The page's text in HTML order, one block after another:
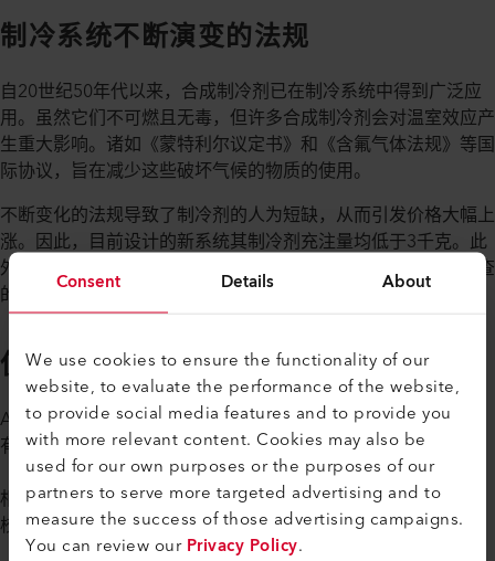
Consent Details About
We use cookies to ensure the functionality of our
website, to evaluate the performance of the website,
to provide social media features and to provide you
with more relevant content. Cookies may also be
used for our own purposes or the purposes of our
partners to serve more targeted advertising and to
measure the success of those advertising campaigns.
You can review ourPrivacy Policy.
制冷系统不断演变的法规
自20世纪50年代以来，合成制冷剂已在制冷系统中得到广泛应
用。虽然它们不可燃且无毒，但许多合成制冷剂会对温室效应产
生重大影响。诸如《蒙特利尔议定书》和《含氟气体法规》等国
际协议，旨在减少这些破坏气候的物质的使用。
不断变化的法规导致了制冷剂的人为短缺，从而引发价格大幅上
涨。因此，目前设计的新系统其制冷剂充注量均低于3千克。此
外，建议对制冷系统进行持续监测，同时强制进行的气密性检查
的频率也已大幅提高。
使用 Axetris 红外光源实现精准监控
Axetris 的红外光源覆盖了从 2 µm 到 14 µm 的整个波长范围。
有两种关键的测量原理采用了这些光源：非色散红外光谱法
（NDIR）和光声光谱法（PAS）。虽然与传统传感器解决方案
相比，这些方法的初始成本较高，但它们的使用寿命超过七年，
校准间隔延长，维护工作量减少，从而大大降低了运营成本。